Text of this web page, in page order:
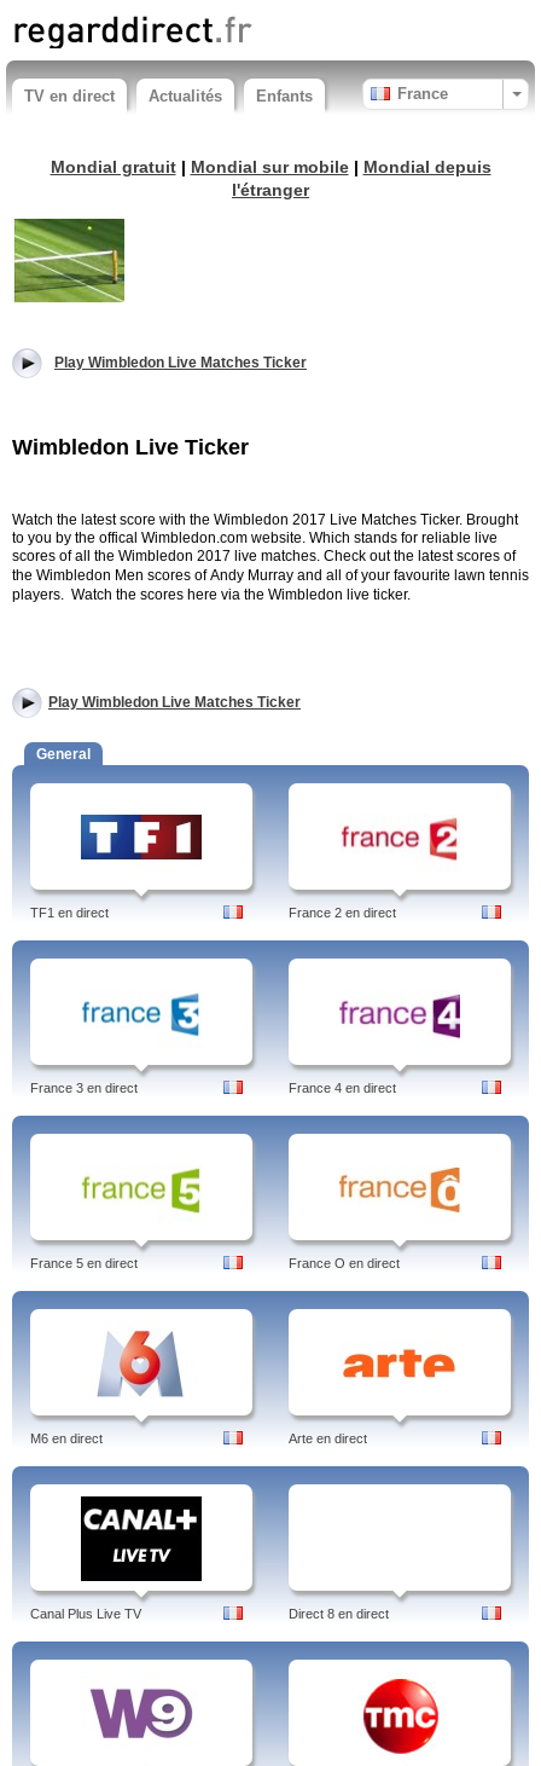
TV en direct Actualités Enfants France
Mondial gratuit| Mondial sur mobile| Mondial depuis
l'étranger
Play Wimbledon Live Matches Ticker
Wimbledon Live Ticker
Watch the latest score with the Wimbledon 2017 Live Matches Ticker. Brought
to you by the offical Wimbledon.com website. Which stands for reliable live
scores of all the Wimbledon 2017 live matches. Check out the latest scores of
the Wimbledon Men scores ofAndy Murray and all of your favourite lawn tennis
players. Watch the scores here via the Wimbledon live ticker.
Play Wimbledon Live Matches Ticker
General
TF1 en direct France 2 en direct
France 3 en direct France 4 en direct
France 5 en direct France O en direct
M6 en direct Arte en direct
Canal Plus Live TV Direct 8 en direct